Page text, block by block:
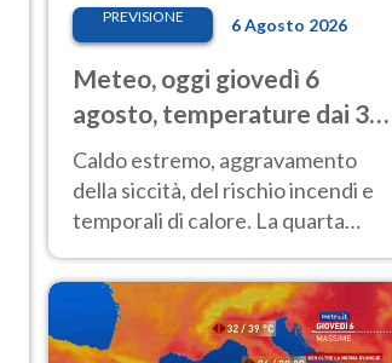
PREVISIONE 6 Agosto 2026
Meteo, oggi giovedì 6
agosto, temperature dai 33
ai 40 gradi
Caldo estremo, aggravamento
della siccità, del rischio incendi e
temporali di calore. La quarta
tregua e durerà fino Ferragosto